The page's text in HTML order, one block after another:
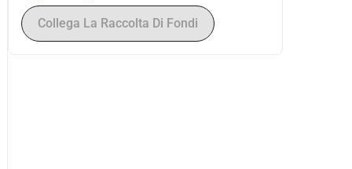
Collega La Raccolta Di Fondi